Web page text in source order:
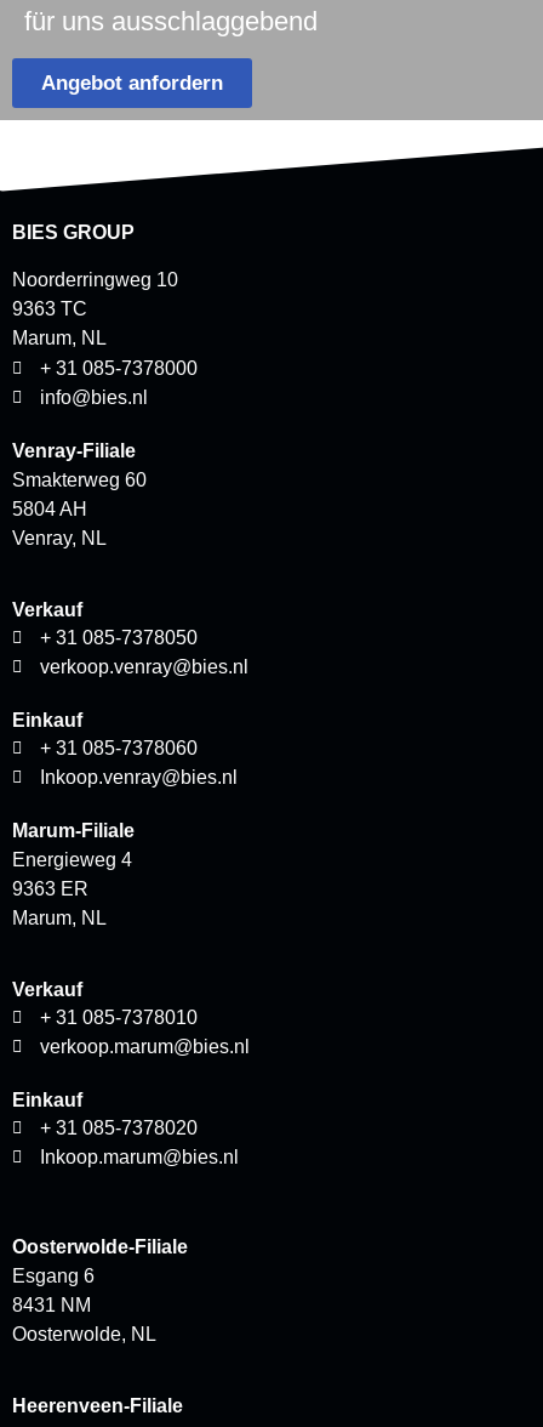
für uns ausschlaggebend
Angebot anfordern
BIES GROUP
Noorderringweg 10
9363 TC
Marum, NL
+ 31 085-7378000
info@bies.nl
Venray-Filiale
Smakterweg 60
5804 AH
Venray, NL
Verkauf
+ 31 085-7378050
verkoop.venray@bies.nl
Einkauf
+ 31 085-7378060
Inkoop.venray@bies.nl
Marum-Filiale
Energieweg 4
9363 ER
Marum, NL
Verkauf
+ 31 085-7378010
verkoop.marum@bies.nl
Einkauf
+ 31 085-7378020
Inkoop.marum@bies.nl
Oosterwolde-Filiale
Esgang 6
8431 NM
Oosterwolde, NL
Heerenveen-Filiale